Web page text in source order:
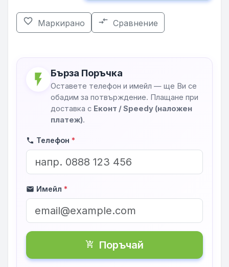
favorite_border Маркирано compare_arrows Сравнение
flash_on Бърза Поръчка
Оставете телефон и имейл — ще Ви се
обадим за потвърждение. Плащане при
доставка с Еконт / Speedy (наложен
платеж).
phone Телефон *
mail Имейл *
shopping_cart_checkout Поръчай